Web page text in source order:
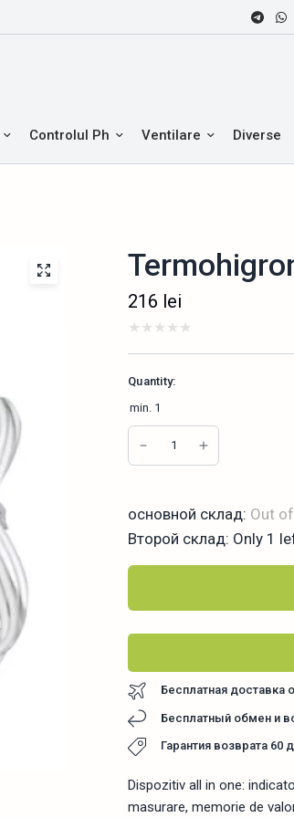
Controlul Ph Ventilare Diverse
216 lei
Quantity:
min. 1
основной склад: Out
Второй склад: Only 1
Бесплатная доставка
Бесплатный обмен и
Гарантия возврата 60
Dispozitiv all in one:
masurare, memorie de